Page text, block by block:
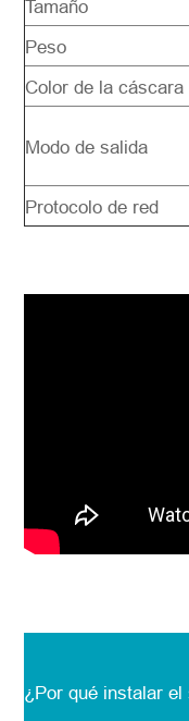
Tamaño
Peso
Color de la cáscara
Modo de salida
Protocolo de red
¿Por qué instalar